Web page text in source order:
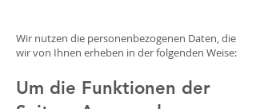
Wir nutzen die personenbezogenen Daten, die
wir von Ihnen erheben in der folgenden Weise:
Um die Funktionen der